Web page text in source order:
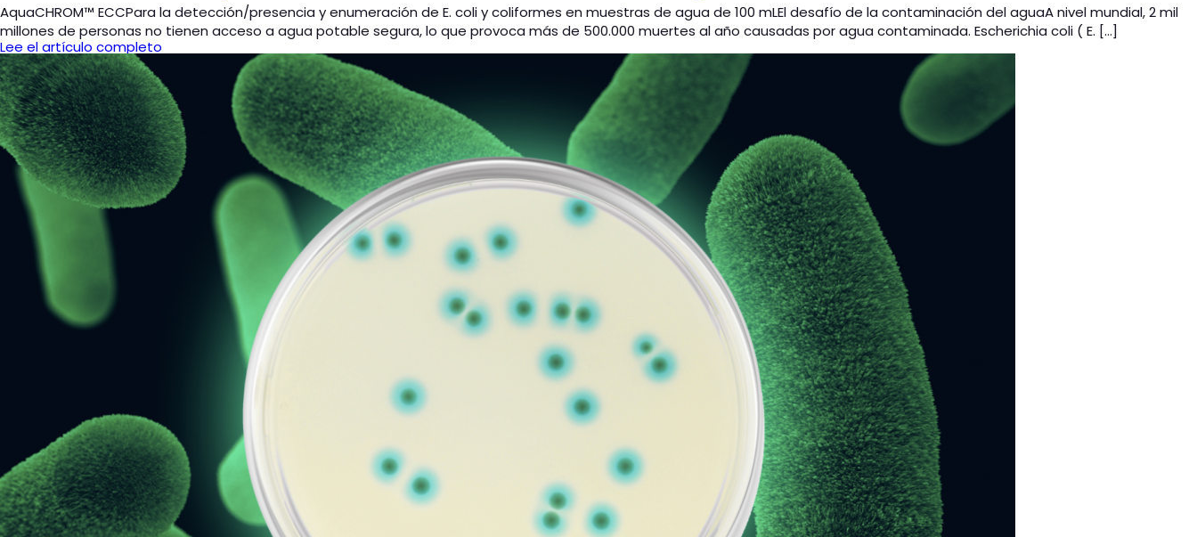
AquaCHROM™ ECCPara la detección/presencia y enumeración de E. coli y coliformes en muestras de agua de 100 mLEl desafío de la contaminación del aguaA nivel mundial, 2 mil
millones de personas no tienen acceso a agua potable segura, lo que provoca más de 500.000 muertes al año causadas por agua contaminada. Escherichia coli ( E. […]
Lee el artículo completo